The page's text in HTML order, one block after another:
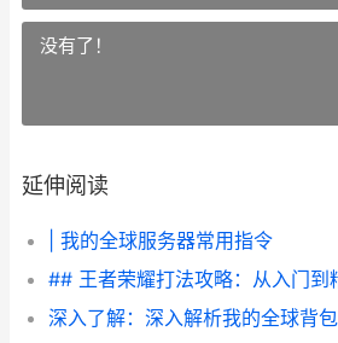
没有了！
延伸阅读
| 我的全球服务器常用指令
## 王者荣耀打法攻略：从入门到